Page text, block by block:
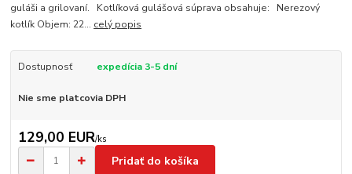
guláši a grilovaní. Kotlíková gulášová súprava obsahuje: Nerezový
kotlík Objem: 22... celý popis
Dostupnosť expedícia 3-5 dní
Nie sme platcovia DPH
129,00 EUR/ks
Pridať do košíka